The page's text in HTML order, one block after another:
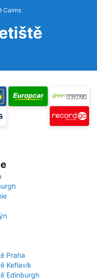
Cairns
Praha
Keflavík
Edinburgh